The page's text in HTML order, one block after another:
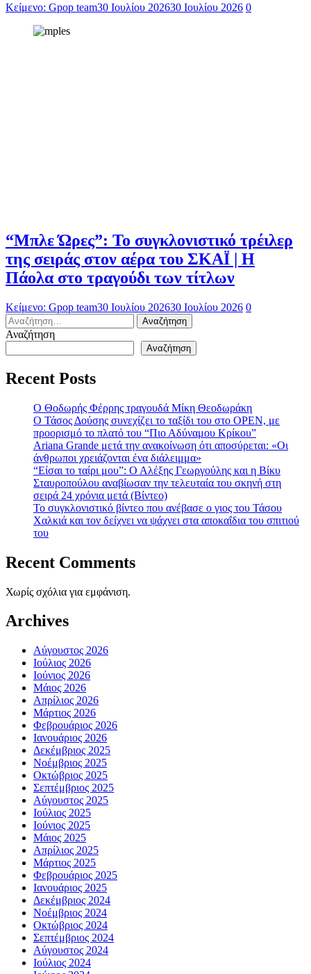
Κείμενο: Gpop team30 Ιουλίου 202630 Ιουλίου 2026 0
“Μπλε Ώρες”: Το συγκλονιστικό τρέιλερ
της σειράς στον αέρα του ΣΚΑΪ | Η
Πάολα στο τραγούδι των τίτλων
Κείμενο: Gpop team30 Ιουλίου 202630 Ιουλίου 2026 0
Αναζήτηση
για:
Αναζήτηση
Αναζήτηση
Recent Posts
Ο Θοδωρής Φέρρης τραγουδά Μίκη Θεοδωράκη
Ο Τάσος Δούσης συνεχίζει το ταξίδι του στο OPEN, με
προορισμό το πλατό του “Πιο Αδύναμου Κρίκου”
Ariana Grande μετά την ανακοίνωση ότι αποσύρεται: «Οι
άνθρωποι χρειάζονται ένα διάλειμμα»
“Είσαι το ταίρι μου”: Ο Αλέξης Γεωργούλης και η Βίκυ
Σταυροπούλου αναβίωσαν την τελευταία του σκηνή στη
σειρά 24 χρόνια μετά (Βίντεο)
To συγκλονιστικό βίντεο που ανέβασε ο γιος του Τάσου
Χαλκιά και τον δείχνει να ψάχνει στα αποκαΐδια του σπιτιού
του
Recent Comments
Χωρίς σχόλια για εμφάνιση.
Archives
Αύγουστος 2026
Ιούλιος 2026
Ιούνιος 2026
Μάιος 2026
Απρίλιος 2026
Μάρτιος 2026
Φεβρουάριος 2026
Ιανουάριος 2026
Δεκέμβριος 2025
Νοέμβριος 2025
Οκτώβριος 2025
Σεπτέμβριος 2025
Αύγουστος 2025
Ιούλιος 2025
Ιούνιος 2025
Μάιος 2025
Απρίλιος 2025
Μάρτιος 2025
Φεβρουάριος 2025
Ιανουάριος 2025
Δεκέμβριος 2024
Νοέμβριος 2024
Οκτώβριος 2024
Σεπτέμβριος 2024
Αύγουστος 2024
Ιούλιος 2024